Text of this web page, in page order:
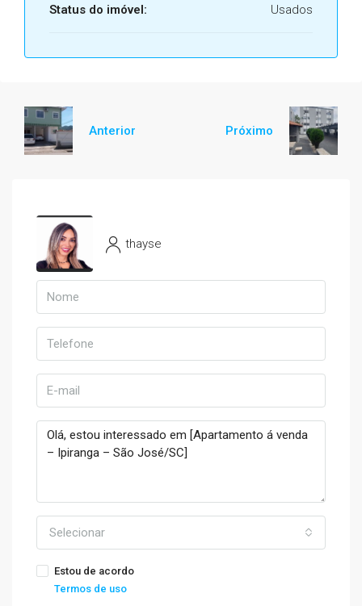
Status do imóvel: Usados
Anterior Próximo
thayse
Selecionar
Estou de acordo
Termos de uso